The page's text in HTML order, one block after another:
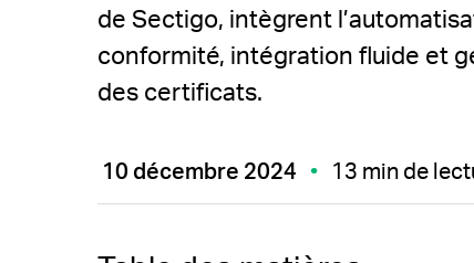
de Sectigo, intègrent
conformité, intégration fluide et
des certificats.
10 décembre 2024 13 min de